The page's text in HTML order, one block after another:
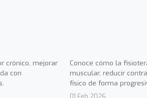
crónico, mejorar
con
Conoce cómo la
muscular, reducir
físico de forma
01 Feb 2026